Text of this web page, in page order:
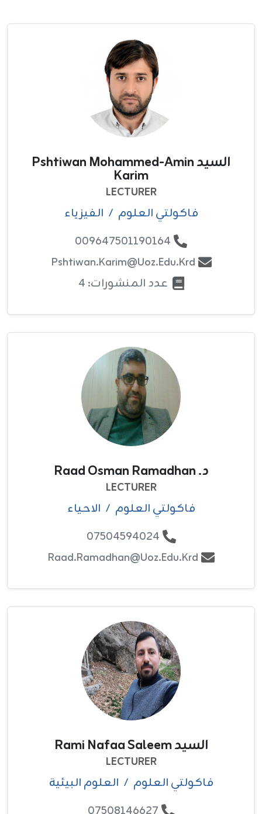
السيد Pshtiwan Mohammed-Amin
Karim
LECTURER
فاکولتي العلوم / الفيزياء
009647501190164
Pshtiwan.karim@uoz.edu.krd
عدد المنشورات: 4
د. Raad Osman Ramadhan
LECTURER
فاکولتي العلوم / الاحياء
07504594024
Raad.ramadhan@uoz.edu.krd
السيد Rami Nafaa Saleem
LECTURER
فاکولتي العلوم / العلوم البيئية